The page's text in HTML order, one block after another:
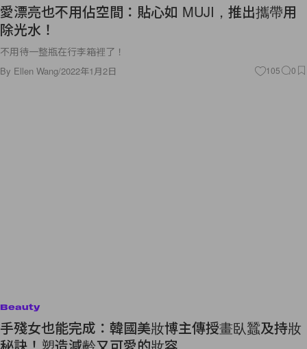
愛漂亮也不用佔空間：貼心如 MUJI，推出攜帶用
除光水！
不用待一整瓶在行李箱裡了！
By Ellen Wang/2022年1月2日 105 0
Beauty
手殘女也能完成：韓國美妝博主傳授畫臥蠶及持妝